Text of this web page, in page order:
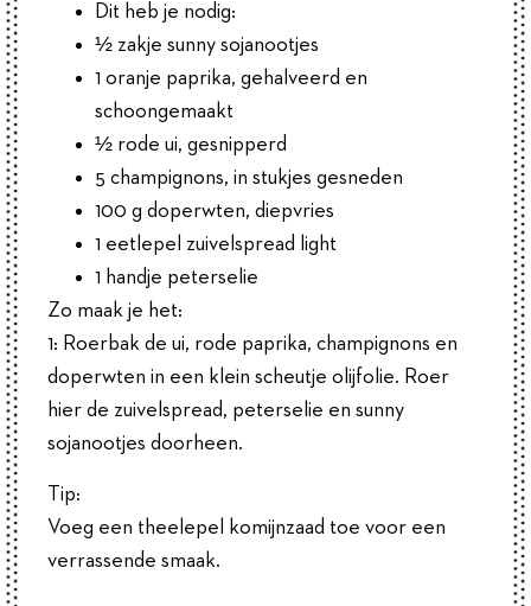
Dit heb je nodig:
½ zakje sunny sojanootjes
1 oranje paprika, gehalveerd en
schoongemaakt
½ rode ui, gesnipperd
5 champignons, in stukjes gesneden
100 g doperwten, diepvries
1 eetlepel zuivelspread light
1 handje peterselie
Zo maak je het:
1: Roerbak de ui, rode paprika, champignons en
doperwten in een klein scheutje olijfolie. Roer
hier de zuivelspread, peterselie en sunny
sojanootjes doorheen.
Tip:
Voeg een theelepel komijnzaad toe voor een
verrassende smaak.